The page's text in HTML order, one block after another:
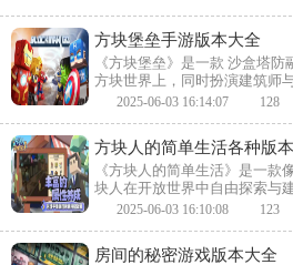
方块堡垒手游版本大全
《方块堡垒》是一款 沙盒塔
方块世界上，同时扮演建筑师
宫般的防御工事，夜晚部署士
2025-06-03 16:14:07 128
方块人的简单生活各种版本
《方块人的简单生活》是一款
块人在开放世界中自由探索与
活动获取资源，逐步打造专属
2025-06-03 16:10:08 123
房间的秘密游戏版本大全